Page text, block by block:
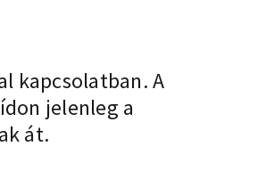
kapcsolatban. A
jelenleg a
át.